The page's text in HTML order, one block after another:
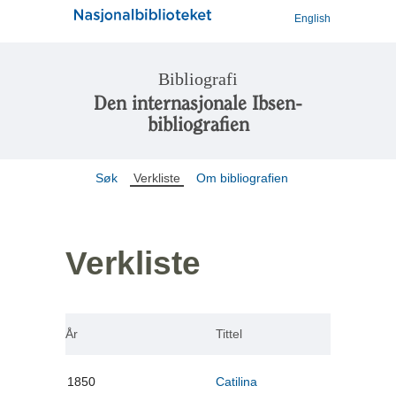
English
Bibliografi
Den internasjonale Ibsen-
bibliografien
Søk Verkliste Om bibliografien
Verkliste
År Tittel
1850 Catilina